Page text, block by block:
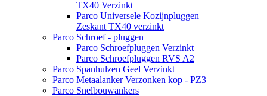
TX40 Verzinkt
Parco Universele Kozijnpluggen
Zeskant TX40 verzinkt
Parco Schroef - pluggen
Parco Schroefpluggen Verzinkt
Parco Schroefpluggen RVS A2
Parco Spanhulzen Geel Verzinkt
Parco Metaalanker Verzonken kop - PZ3
Parco Snelbouwankers